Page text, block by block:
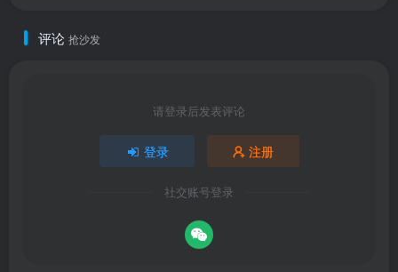
评论 抢沙发
请登录后发表评论
登录 注册
社交账号登录